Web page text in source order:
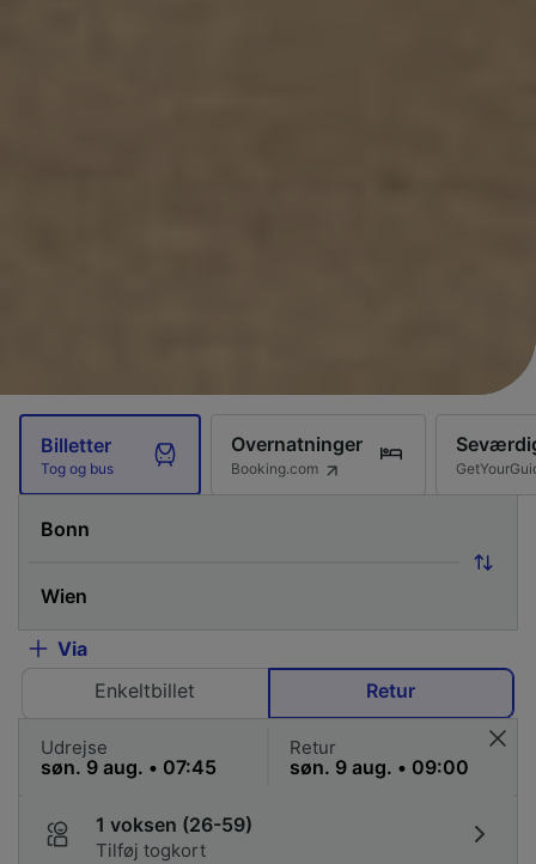
Billetter
Tog og bus
Overnatninger
Booking.com
Via
Enkeltbillet
Retur
Udrejse Retur
1 voksen (26-59)
Tilføj togkort